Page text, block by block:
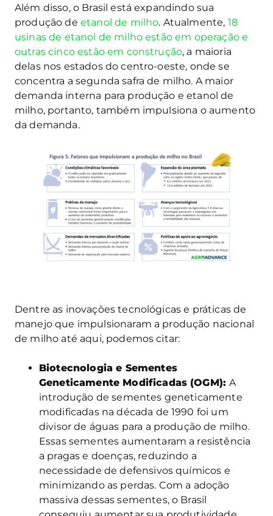
Além disso, o Brasil está expandindo sua
produção de etanol de milho. Atualmente, 18
usinas de etanol de milho estão em operação e
outras cinco estão em construção, a maioria
delas nos estados do centro-oeste, onde se
concentra a segunda safra de milho. A maior
demanda interna para produção e etanol de
milho, portanto, também impulsiona o aumento
da demanda.
Dentre as inovações tecnológicas e práticas de
manejo que impulsionaram a produção nacional
de milho até aqui, podemos citar:
Biotecnologia e Sementes
Geneticamente Modificadas (OGM):A
introdução de sementes geneticamente
modificadas na década de 1990 foi um
divisor de águas para a produção de milho.
Essas sementes aumentaram a resistência
a pragas e doenças, reduzindo a
necessidade de defensivos químicos e
minimizando as perdas. Com a adoção
massiva dessas sementes, o Brasil